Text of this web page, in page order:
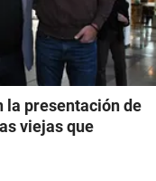
la presentación de
viejas que